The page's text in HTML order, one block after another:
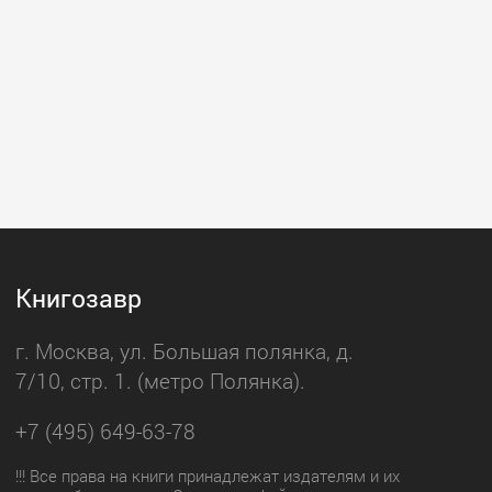
Книгозавр
г. Москва, ул. Большая полянка, д.
7/10, стр. 1. (метро Полянка).
+7 (495) 649-63-78
!!! Все права на книги принадлежат издателям и их